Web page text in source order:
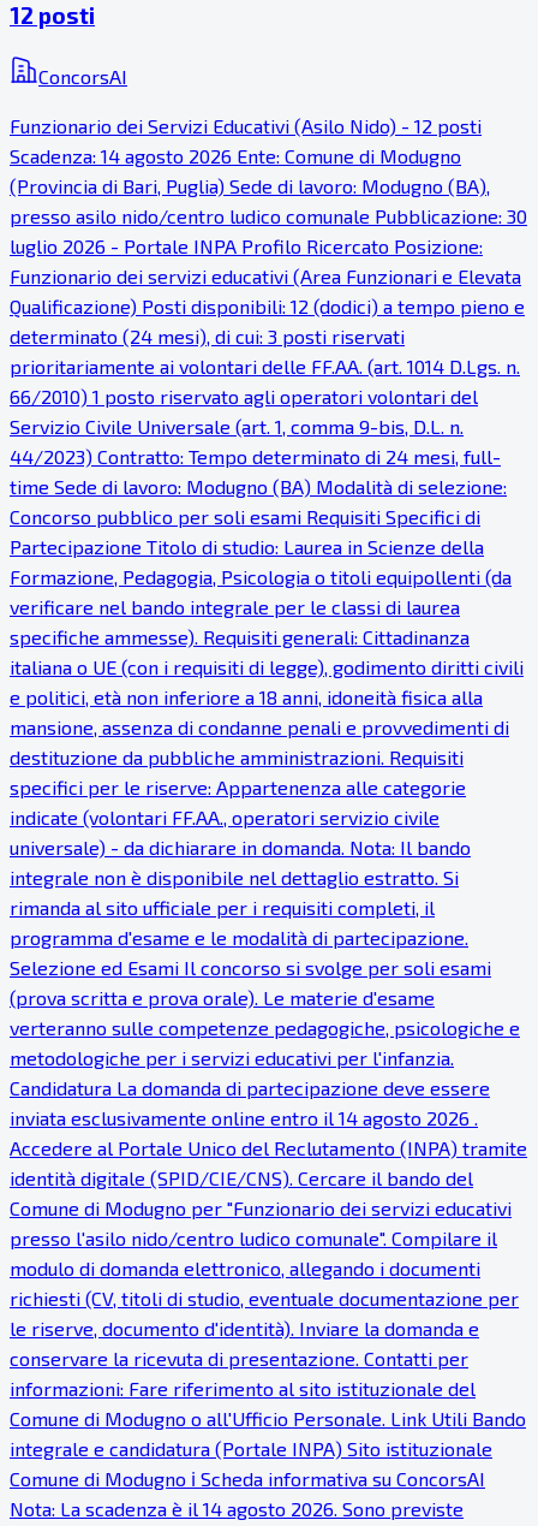
12 posti
ConcorsAI
Funzionario dei Servizi Educativi (Asilo Nido) - 12 posti
Scadenza: 14 agosto 2026 Ente: Comune di Modugno
(Provincia di Bari, Puglia) Sede di lavoro: Modugno (BA),
presso asilo nido/centro ludico comunale Pubblicazione: 30
luglio 2026 - Portale INPA Profilo Ricercato Posizione:
Funzionario dei servizi educativi (Area Funzionari e Elevata
Qualificazione) Posti disponibili: 12 (dodici) a tempo pieno e
determinato (24 mesi), di cui: 3 posti riservati
prioritariamente ai volontari delle FF.AA. (art. 1014 D.Lgs. n.
66/2010) 1 posto riservato agli operatori volontari del
Servizio Civile Universale (art. 1, comma 9-bis, D.L. n.
44/2023) Contratto: Tempo determinato di 24 mesi, full-
time Sede di lavoro: Modugno (BA) Modalità di selezione:
Concorso pubblico per soli esami Requisiti Specifici di
Partecipazione Titolo di studio: Laurea in Scienze della
Formazione, Pedagogia, Psicologia o titoli equipollenti (da
verificare nel bando integrale per le classi di laurea
specifiche ammesse). Requisiti generali: Cittadinanza
italiana o UE (con i requisiti di legge), godimento diritti civili
e politici, età non inferiore a 18 anni, idoneità fisica alla
mansione, assenza di condanne penali e provvedimenti di
destituzione da pubbliche amministrazioni. Requisiti
specifici per le riserve: Appartenenza alle categorie
indicate (volontari FF.AA., operatori servizio civile
universale) - da dichiarare in domanda. Nota: Il bando
integrale non è disponibile nel dettaglio estratto. Si
rimanda al sito ufficiale per i requisiti completi, il
programma d'esame e le modalità di partecipazione.
Selezione ed Esami Il concorso si svolge per soli esami
(prova scritta e prova orale). Le materie d'esame
verteranno sulle competenze pedagogiche, psicologiche e
metodologiche per i servizi educativi per l'infanzia.
Candidatura La domanda di partecipazione deve essere
inviata esclusivamente online entro il 14 agosto 2026 .
Accedere al Portale Unico del Reclutamento (INPA) tramite
identità digitale (SPID/CIE/CNS). Cercare il bando del
Comune di Modugno per "Funzionario dei servizi educativi
presso l'asilo nido/centro ludico comunale". Compilare il
modulo di domanda elettronico, allegando i documenti
richiesti (CV, titoli di studio, eventuale documentazione per
le riserve, documento d'identità). Inviare la domanda e
conservare la ricevuta di presentazione. Contatti per
informazioni: Fare riferimento al sito istituzionale del
Comune di Modugno o all'Ufficio Personale. Link Utili Bando
integrale e candidatura (Portale INPA) Sito istituzionale
Comune di Modugno ℹ Scheda informativa su ConcorsAI
Nota: La scadenza è il 14 agosto 2026. Sono previste